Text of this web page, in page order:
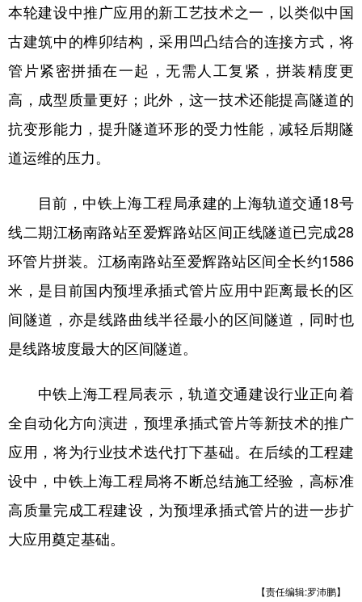
本轮建设中推广应用的新工艺技术之一，以类似中国
古建筑中的榫卯结构，采用凹凸结合的连接方式，将
管片紧密拼插在一起，无需人工复紧，拼装精度更
高，成型质量更好；此外，这一技术还能提高隧道的
抗变形能力，提升隧道环形的受力性能，减轻后期隧
道运维的压力。
目前，中铁上海工程局承建的上海轨道交通18号
线二期江杨南路站至爱辉路站区间正线隧道已完成28
环管片拼装。江杨南路站至爱辉路站区间全长约1586
米，是目前国内预埋承插式管片应用中距离最长的区
间隧道，亦是线路曲线半径最小的区间隧道，同时也
是线路坡度最大的区间隧道。
中铁上海工程局表示，轨道交通建设行业正向着
全自动化方向演进，预埋承插式管片等新技术的推广
应用，将为行业技术迭代打下基础。在后续的工程建
设中，中铁上海工程局将不断总结施工经验，高标准
高质量完成工程建设，为预埋承插式管片的进一步扩
大应用奠定基础。
【责任编辑:罗沛鹏】